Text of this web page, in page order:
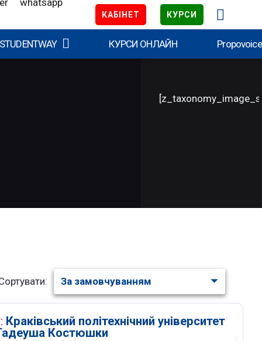
КАБІНЕТ КУРСИ
КУРСИ ОНЛАЙН
Краківський політехнічний університет
Костюшки